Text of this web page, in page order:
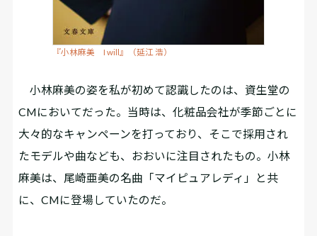
『小林麻美 I will』（延江 浩）
小林麻美の姿を私が初めて認識したのは、資生堂の
CMにおいてだった。当時は、化粧品会社が季節ごとに
大々的なキャンペーンを打っており、そこで採用され
たモデルや曲なども、おおいに注目されたもの。小林
麻美は、尾崎亜美の名曲「マイピュアレディ」と共
に、CMに登場していたのだ。